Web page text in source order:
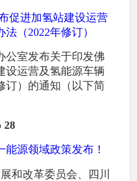
促进加氢站建设运营
（2022年修订）
公室发布关于印发佛
设运营及氢能源车辆
订）的通知（以下简
28
源领域政策发布！
和改革委员会、四川